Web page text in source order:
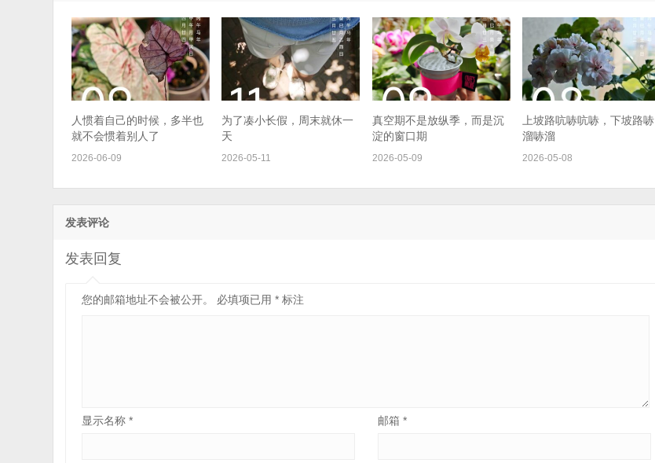
人惯着自己的时候，多半也
就不会惯着别人了
2026-06-09
为了凑小长假，周末就休一
天
2026-05-11
真空期不是放纵季，而是沉
淀的窗口期
2026-05-09
上坡路吭哧吭哧，下坡路哧
溜哧溜
2026-05-08
发表评论
发表回复
您的邮箱地址不会被公开。 必填项已用* 标注
显示名称* 邮箱 *